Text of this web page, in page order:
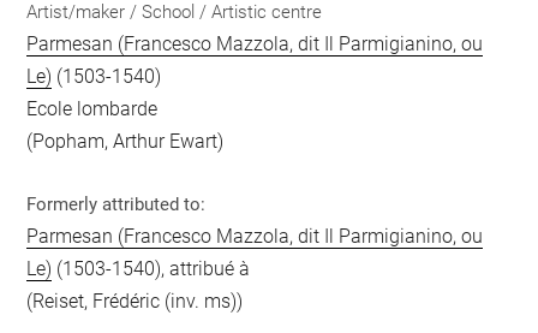
Artist/maker / School / Artistic centre
Parmesan (Francesco Mazzola, dit Il Parmigianino, ou
Le) (1503-1540)
Ecole lombarde
(Popham, Arthur Ewart)
Formerly attributed to:
Parmesan (Francesco Mazzola, dit Il Parmigianino, ou
Le) (1503-1540), attribué à
(Reiset, Frédéric (inv. ms))